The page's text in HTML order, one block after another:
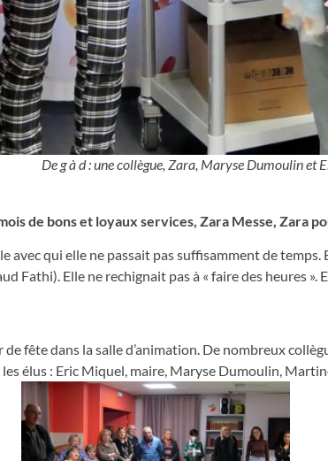
De g à d : une collègue, Zara, Maryse Dumoulin et
de bons et loyaux services, Zara Messe, Zara
avec qui elle ne passait pas suffisamment de temps.
Fathi). Elle ne rechignait pas à « faire des heures ».
fête dans la salle d’animation. De nombreux
élus : Eric Miquel, maire, Maryse Dumoulin,